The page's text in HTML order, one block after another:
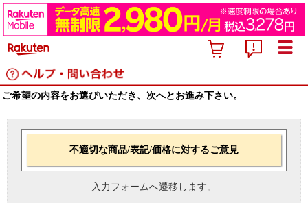
ご希望の内容をお選びいただき、次へとお進み下さい。
不適切な商品/表記/価格に対するご意見
入力フォームへ遷移します。